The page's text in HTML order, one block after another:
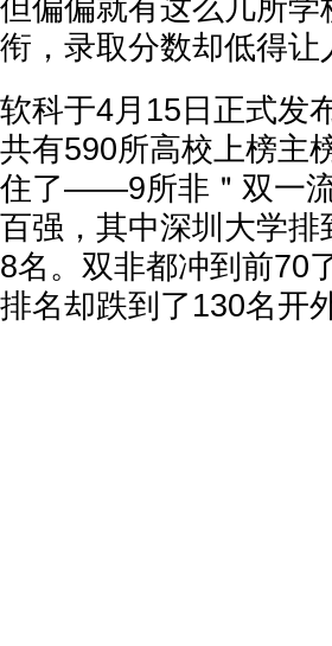
但偏偏就有这么几所
衔，录取分数却低得让
软科于4月15日正式发
共有590所高校上榜主
住了——9所非＂双一
百强，其中深圳大学
8名。双非都冲到前70
排名却跌到了130名开